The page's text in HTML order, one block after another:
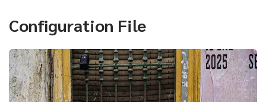
Configuration File